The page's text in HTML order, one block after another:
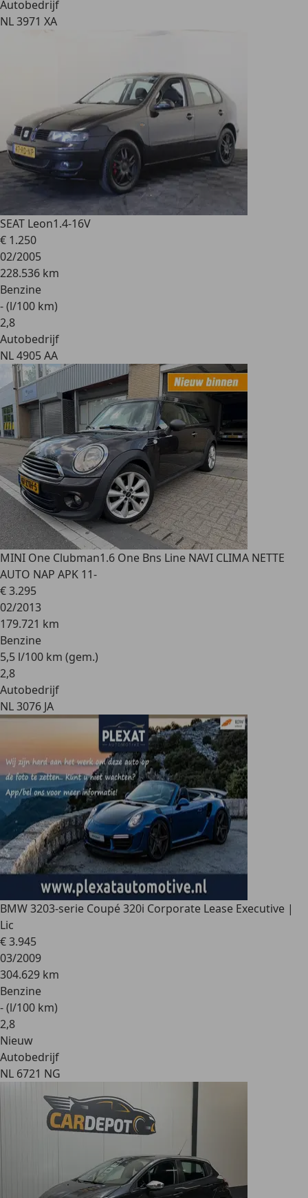
Autobedrijf
NL 3971 XA
SEAT Leon1.4-16V
€ 1.250
02/2005
228.536 km
Benzine
- (l/100 km)
2,8
Autobedrijf
NL 4905 AA
MINI One Clubman1.6 One Bns Line NAVI CLIMA NETTE
AUTO NAP APK 11-
€ 3.295
02/2013
179.721 km
Benzine
5,5 l/100 km (gem.)
2,8
Autobedrijf
NL 3076 JA
BMW 3203-serie Coupé 320i Corporate Lease Executive |
Lic
€ 3.945
03/2009
304.629 km
Benzine
- (l/100 km)
2,8
Nieuw
Autobedrijf
NL 6721 NG